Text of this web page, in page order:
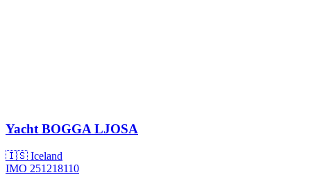
Yacht BOGGA LJOSA
🇮🇸 Iceland
IMO 251218110